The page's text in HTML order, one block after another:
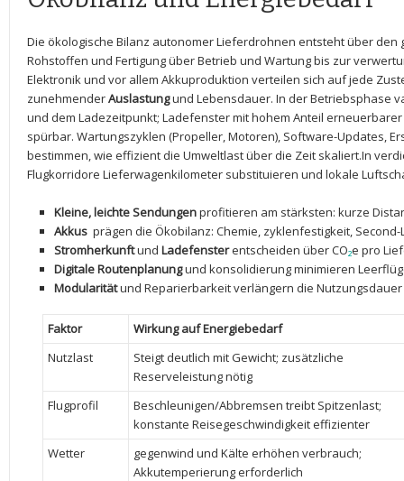
Die ökologische Bilanz autonomer Lieferdrohnen entsteht über ‌den
Rohstoffen ⁤und Fertigung ‍über Betrieb und⁣ Wartung bis zur
Elektronik ‍und vor ⁣allem Akkuproduktion‌ verteilen sich auf ‌jede
⁢zunehmenderAuslastungund Lebensdauer. In der⁢ Betriebsphase
und ⁢dem Ladezeitpunkt; Ladefenster mit hohem Anteil
spürbar. Wartungszyklen (Propeller,‌ Motoren), Software-Updates,
bestimmen, wie effizient die Umweltlast über die Zeit skaliert.In⁣
Flugkorridore‌ Lieferwagenkilometer ‍substituieren​ und lokale
Kleine, leichte Sendungenprofitieren⁢ am stärksten: kurze
Akkus prägen die Ökobilanz: Chemie, zyklenfestigkeit,⁣
Stromherkunftund Ladefensterentscheiden über CO₂e pro
Digitale Routenplanungund konsolidierung minimieren
Modularität‌und Reparierbarkeit verlängern die‍
Faktor
Wirkung auf Energiebedarf
Nutzlast
Steigt deutlich mit⁢ Gewicht; zusätzliche
Reserveleistung nötig
Flugprofil
Beschleunigen/Abbremsen⁤ treibt Spitzenlast;
⁢konstante Reisegeschwindigkeit effizienter
Wetter
gegenwind‌ und ⁣Kälte erhöhen ‌verbrauch;
Akkutemperierung erforderlich